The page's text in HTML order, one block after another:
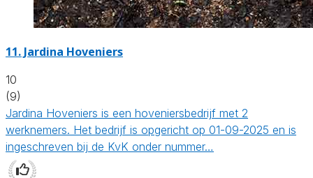
11. Jardina Hoveniers
10
(9)
Jardina Hoveniers is een hoveniersbedrijf met 2
werknemers. Het bedrijf is opgericht op 01-09-2025 en is
ingeschreven bij de KvK onder nummer…